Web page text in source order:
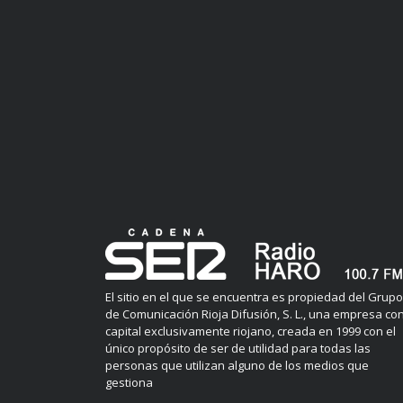
El sitio en el que se encuentra es propiedad del Grupo
de Comunicación Rioja Difusión, S. L., una empresa
capital exclusivamente riojano, creada en 1999 con el
único propósito de ser de utilidad para todas las
personas que utilizan alguno de los medios que
gestiona